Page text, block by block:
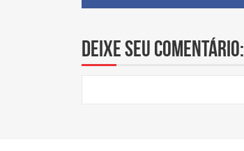
Deixe seu comentário: